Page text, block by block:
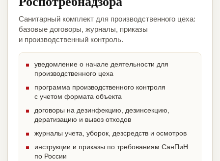
Санитарный комплект для производственного цеха:
базовые договоры, журналы, приказы
и производственный контроль.
уведомление о начале деятельности для
производственного цеха
программа производственного контроля
с учетом формата объекта
договоры на дезинфекцию, дезинсекцию,
дератизацию и вывоз отходов
журналы учета, уборок, дезсредств и осмотров
инструкции и приказы по требованиям СанПиН
по России